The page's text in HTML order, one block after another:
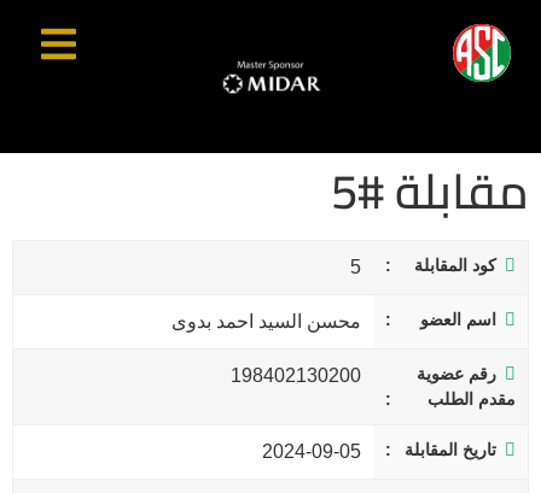
مقابلة #5
كود المقابلة 5
اسم العضو محسن السيد احمد بدوى
رقم عضوية
مقدم الطلب
198402130200
تاريخ المقابلة 2024-09-05